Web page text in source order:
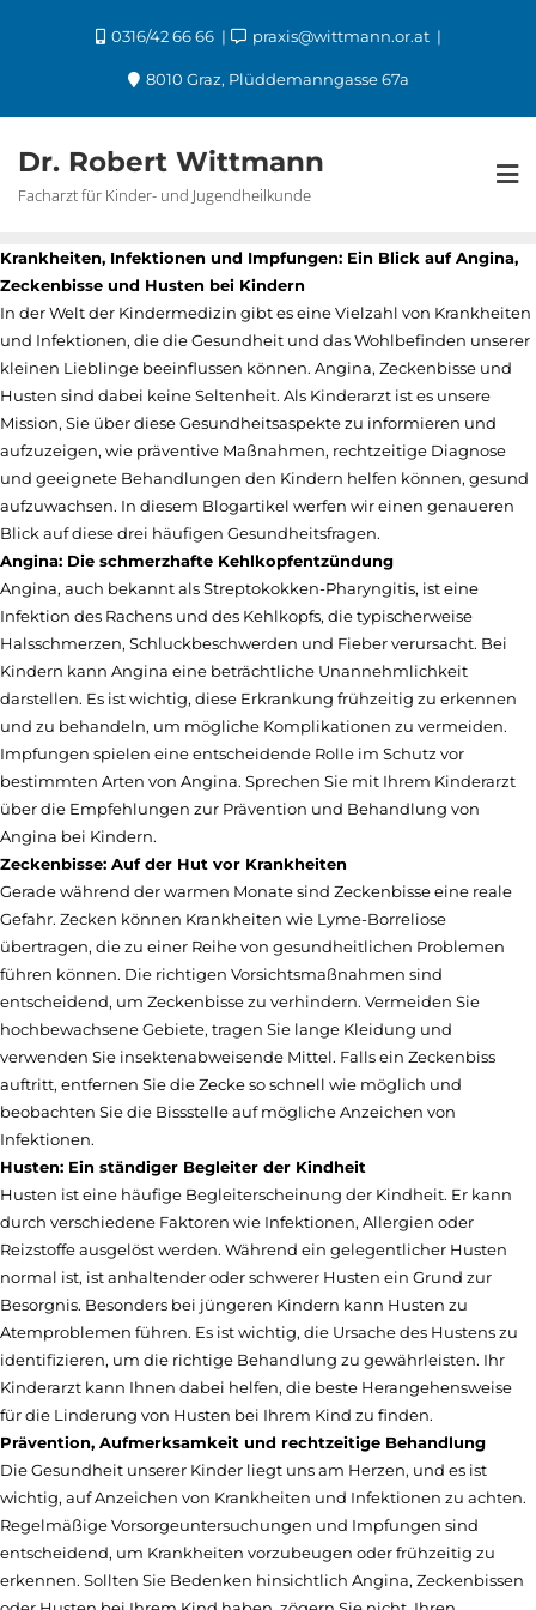
0316/42 66 66 praxis@wittmann.or.at
8010 Graz, Plüddemanngasse 67a
Dr. Robert Wittmann
Facharzt für Kinder- und Jugendheilkunde
Krankheiten, Infektionen und Impfungen: Ein Blick auf Angina,
Zeckenbisse und Husten bei Kindern
In der Welt der Kindermedizin gibt es eine Vielzahl von Krankheiten
und Infektionen, die die Gesundheit und das Wohlbefinden unserer
kleinen Lieblinge beeinflussen können. Angina, Zeckenbisse und
Husten sind dabei keine Seltenheit. Als Kinderarzt ist es unsere
Mission, Sie über diese Gesundheitsaspekte zu informieren und
aufzuzeigen, wie präventive Maßnahmen, rechtzeitige Diagnose
und geeignete Behandlungen den Kindern helfen können, gesund
aufzuwachsen. In diesem Blogartikel werfen wir einen genaueren
Blick auf diese drei häufigen Gesundheitsfragen.
Angina: Die schmerzhafte Kehlkopfentzündung
Angina, auch bekannt als Streptokokken-Pharyngitis, ist eine
Infektion des Rachens und des Kehlkopfs, die typischerweise
Halsschmerzen, Schluckbeschwerden und Fieber verursacht. Bei
Kindern kann Angina eine beträchtliche Unannehmlichkeit
darstellen. Es ist wichtig, diese Erkrankung frühzeitig zu erkennen
und zu behandeln, um mögliche Komplikationen zu vermeiden.
Impfungen spielen eine entscheidende Rolle im Schutz vor
bestimmten Arten von Angina. Sprechen Sie mit Ihrem Kinderarzt
über die Empfehlungen zur Prävention und Behandlung von
Angina bei Kindern.
Zeckenbisse: Auf der Hut vor Krankheiten
Gerade während der warmen Monate sind Zeckenbisse eine reale
Gefahr. Zecken können Krankheiten wie Lyme-Borreliose
übertragen, die zu einer Reihe von gesundheitlichen Problemen
führen können. Die richtigen Vorsichtsmaßnahmen sind
entscheidend, um Zeckenbisse zu verhindern. Vermeiden Sie
hochbewachsene Gebiete, tragen Sie lange Kleidung und
verwenden Sie insektenabweisende Mittel. Falls ein Zeckenbiss
auftritt, entfernen Sie die Zecke so schnell wie möglich und
beobachten Sie die Bissstelle auf mögliche Anzeichen von
Infektionen.
Husten: Ein ständiger Begleiter der Kindheit
Husten ist eine häufige Begleiterscheinung der Kindheit. Er kann
durch verschiedene Faktoren wie Infektionen, Allergien oder
Reizstoffe ausgelöst werden. Während ein gelegentlicher Husten
normal ist, ist anhaltender oder schwerer Husten ein Grund zur
Besorgnis. Besonders bei jüngeren Kindern kann Husten zu
Atemproblemen führen. Es ist wichtig, die Ursache des Hustens zu
identifizieren, um die richtige Behandlung zu gewährleisten. Ihr
Kinderarzt kann Ihnen dabei helfen, die beste Herangehensweise
für die Linderung von Husten bei Ihrem Kind zu finden.
Prävention, Aufmerksamkeit und rechtzeitige Behandlung
Die Gesundheit unserer Kinder liegt uns am Herzen, und es ist
wichtig, auf Anzeichen von Krankheiten und Infektionen zu achten.
Regelmäßige Vorsorgeuntersuchungen und Impfungen sind
entscheidend, um Krankheiten vorzubeugen oder frühzeitig zu
erkennen. Sollten Sie Bedenken hinsichtlich Angina, Zeckenbissen